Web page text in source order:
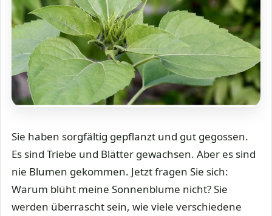
Sie haben sorgfältig gepflanzt und gut gegossen.
Es sind Triebe und Blätter gewachsen. Aber es sind
nie Blumen gekommen. Jetzt fragen Sie sich:
Warum blüht meine Sonnenblume nicht? Sie
werden überrascht sein, wie viele verschiedene